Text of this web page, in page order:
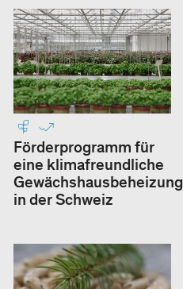
Förderprogramm für
eine klimafreundliche
Gewächshausbeheizung
in der Schweiz